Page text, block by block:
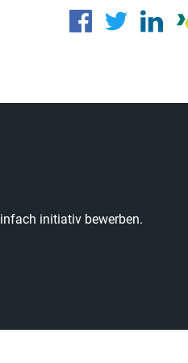
initiativ bewerben.